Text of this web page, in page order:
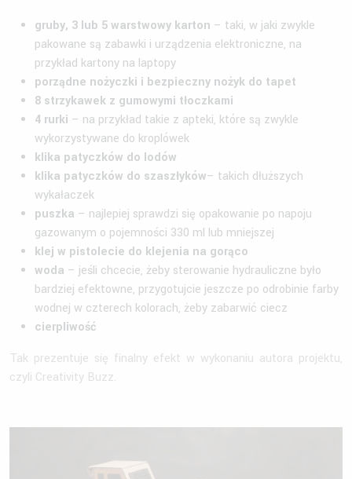
gruby, 3 lub 5 warstwowy karton – taki, w jaki zwykle
pakowane są zabawki i urządzenia elektroniczne, na
przykład kartony na laptopy
porządne nożyczki i bezpieczny nożyk do tapet
8 strzykawek z gumowymi tłoczkami
4 rurki – na przykład takie z apteki, które są zwykle
wykorzystywane do kroplówek
klika patyczków do lodów
klika patyczków do szaszłyków– takich dłuższych
wykałaczek
puszka – najlepiej sprawdzi się opakowanie po napoju
gazowanym o pojemności 330 ml lub mniejszej
klej w pistolecie do klejenia na gorąco
woda – jeśli chcecie, żeby sterowanie hydrauliczne było
bardziej efektowne, przygotujcie jeszcze po odrobinie farby
wodnej w czterech kolorach, żeby zabarwić ciecz
cierpliwość
Tak prezentuje się finalny efekt w wykonaniu autora projektu,
czyli Creativity Buzz.